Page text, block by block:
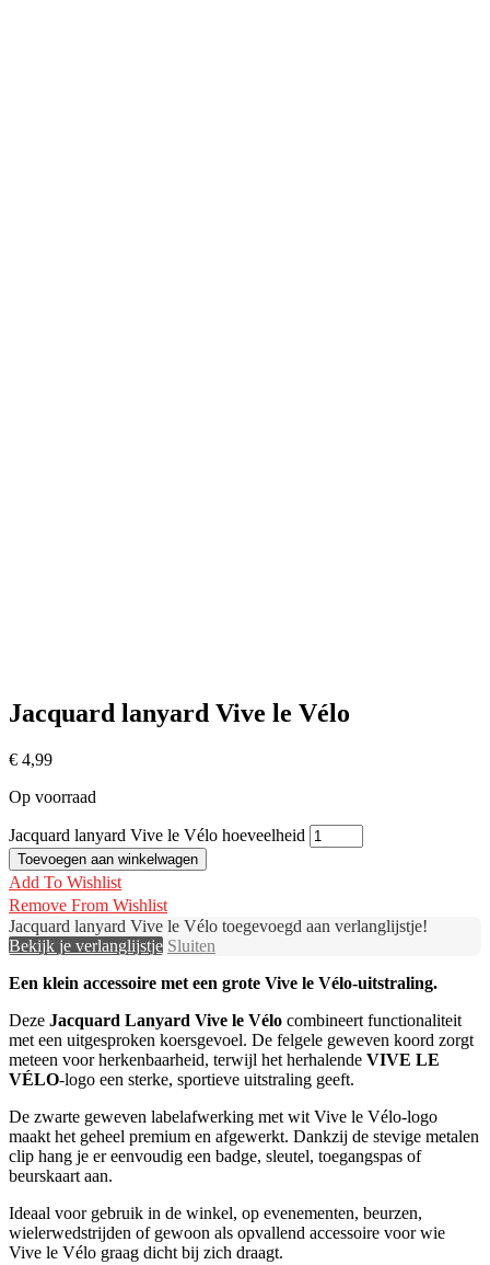
Jacquard lanyard Vive le Vélo
€ 4,99
Op voorraad
Jacquard lanyard Vive le Vélo hoeveelheid
Toevoegen aan winkelwagen
Add To Wishlist
Remove From Wishlist
Jacquard lanyard Vive le Vélo toegevoegd aan verlanglijstje!
Bekijk je verlanglijstje Sluiten
Een klein accessoire met een grote Vive le Vélo-uitstraling.
Deze Jacquard Lanyard Vive le Vélo combineert functionaliteit
met een uitgesproken koersgevoel. De felgele geweven koord zorgt
meteen voor herkenbaarheid, terwijl het herhalende VIVE LE
VÉLO-logo een sterke, sportieve uitstraling geeft.
De zwarte geweven labelafwerking met wit Vive le Vélo-logo
maakt het geheel premium en afgewerkt. Dankzij de stevige metalen
clip hang je er eenvoudig een badge, sleutel, toegangspas of
beurskaart aan.
Ideaal voor gebruik in de winkel, op evenementen, beurzen,
wielerwedstrijden of gewoon als opvallend accessoire voor wie
Vive le Vélo graag dicht bij zich draagt.